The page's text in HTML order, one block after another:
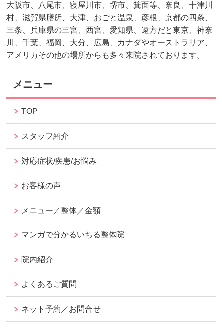
大阪市、八尾市、寝屋川市、堺市、箕面等、奈良、十津川
村、滋賀県膳所、大津、おごと温泉、彦根、京都の四条、
三条、兵庫県の三宮、西宮、愛知県、遠方だと東京、神奈
川、千葉、福岡、大分、広島、カナダやオーストラリア、
アメリカその他の場所からも多々来院されております。
メニュー
TOP
スタッフ紹介
対応症状/疾患/お悩み
お客様の声
メニュー／整体／金額
マンガで分かるいちる整体院
院内紹介
よくあるご質問
ネット予約／お問合せ